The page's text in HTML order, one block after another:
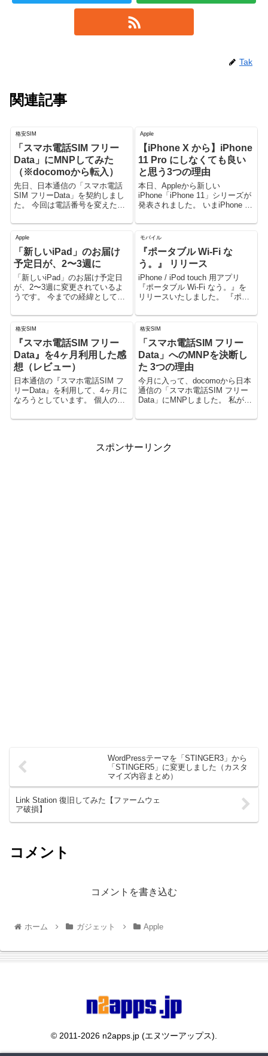
Tak
関連記事
格安SIM
「スマホ電話SIM フリー
Data」にMNPしてみた
（※docomoから転入）
先日、日本通信の「スマホ電話
SIM フリーData」を契約しまし
た。 今回は電話番号を変えたく
て、docomoから転入する形にし
ました。
Apple
【iPhone X から】iPhone
11 Pro にしなくても良い
と思う3つの理由
本日、Appleから新しい
iPhone「iPhone 11」シリーズが
発表されました。 いまiPhone X
あたるモデルが「iPhone 11
Pro」という名前で発表されまし
Apple
「新しいiPad」のお届け
予定日が、2〜3週に
「新しいiPad」のお届け予定日
が、2〜3週に変更されているよ
うです。 今までの経緯として
なっています。
モバイル
『ポータブル Wi-Fi な
う。』 リリース
iPhone / iPod touch 用アプリ
『ポータブル Wi-Fi なう。』を
リリースいたしました。 『ポー
Buffaloから発売されている
『Portable Wi-Fi』(DWR-PG) の
バッテリ...
格安SIM
『スマホ電話SIM フリー
Data』を4ヶ月利用した感
想（レビュー）
日本通信の『スマホ電話SIM フ
リーData』を利用して、4ヶ月に
なろうとしています。 個人の感
た感想を書きたいと思います。
格安SIM
「スマホ電話SIM フリー
Data」へのMNPを決断し
た 3つの理由
今月に入って、docomoから日本
通信の「スマホ電話SIM フリー
Data」にMNPしました。 私が
MVNOである日本通信にした理
スポンサーリンク
WordPressテーマを「STINGER3」から
「STINGER5」に変更しました（カスタ
マイズ内容まとめ）
Link Station 復旧してみた【ファームウェ
ア破損】
コメント
コメントを書き込む
ホーム ガジェット Apple
© 2011-2026 n2apps.jp (エヌツーアップス).